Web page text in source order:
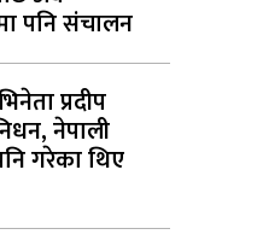
पनि संचालन
प्रदीप
नेपाली
गरेका थिए